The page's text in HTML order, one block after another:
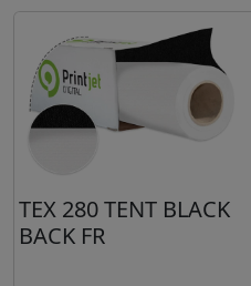
TEX 280 TENT BLACK
BACK FR